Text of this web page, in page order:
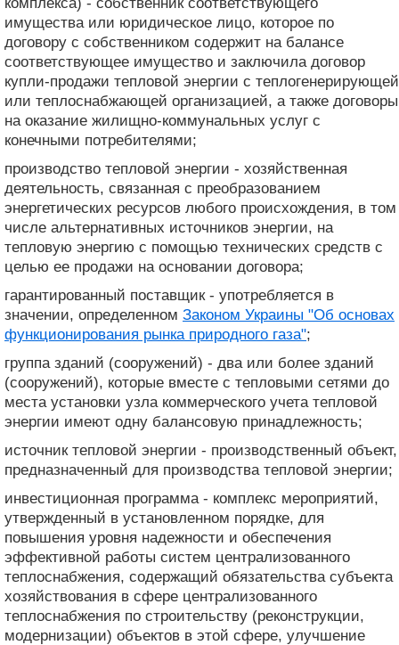
имущества или юридическое лицо, которое по
договору с собственником содержит на балансе
соответствующее имущество и заключила договор
купли-продажи тепловой энергии с теплогенерирующей
или теплоснабжающей организацией, а также договоры
на оказание жилищно-коммунальных услуг с
конечными потребителями;
производство тепловой энергии - хозяйственная
деятельность, связанная с преобразованием
энергетических ресурсов любого происхождения, в том
числе альтернативных источников энергии, на
тепловую энергию с помощью технических средств с
целью ее продажи на основании договора;
гарантированный поставщик - употребляется в
значении, определенном Законом Украины "Об основах
функционирования рынка природного газа";
группа зданий (сооружений) - два или более зданий
(сооружений), которые вместе с тепловыми сетями до
места установки узла коммерческого учета тепловой
энергии имеют одну балансовую принадлежность;
источник тепловой энергии - производственный объект,
предназначенный для производства тепловой энергии;
инвестиционная программа - комплекс мероприятий,
утвержденный в установленном порядке, для
повышения уровня надежности и обеспечения
эффективной работы систем централизованного
теплоснабжения, содержащий обязательства субъекта
хозяйствования в сфере централизованного
теплоснабжения по строительству (реконструкции,
модернизации) объектов в этой сфере, улучшение